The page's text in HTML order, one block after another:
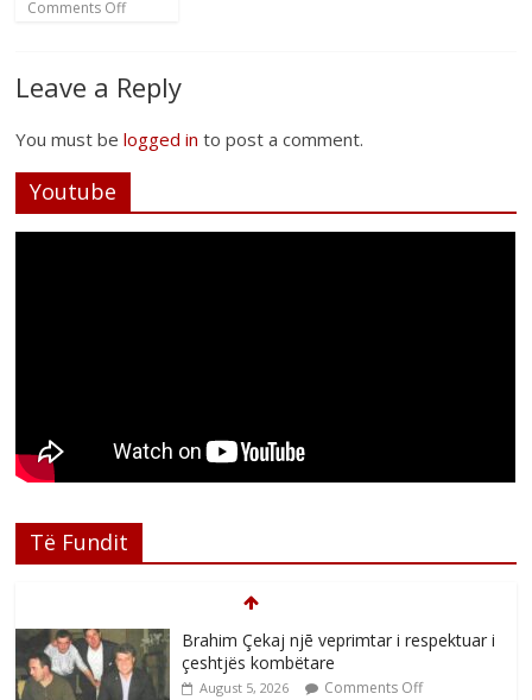
Comments Off
Leave a Reply
You must belogged in to post a comment.
Youtube
Të Fundit
Brahim Çekaj njē veprimtar i respektuar i
çeshtjës kombëtare
August 5, 2026 Comments Off